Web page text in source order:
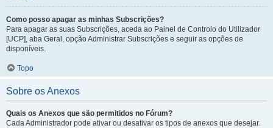
Como posso apagar as minhas Subscrições?
Para apagar as suas Subscrições, aceda ao Painel de Controlo do Utilizador
[UCP], aba Geral, opção Administrar Subscrições e seguir as opções de
disponíveis.
Topo
Sobre os Anexos
Quais os Anexos que são permitidos no Fórum?
Cada Administrador pode ativar ou desativar os tipos de anexos que desejar.